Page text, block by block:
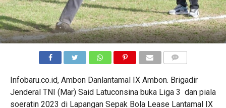
Infobaru.co.id, Ambon Danlantamal IX Ambon. Brigadir
Jenderal TNI (Mar) Said Latuconsina buka Liga 3 dan piala
soeratin 2023 di Lapangan Sepak Bola Lease Lantamal IX